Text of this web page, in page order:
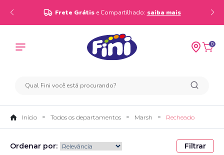
Frete Grátis e Compartilhado: saiba mais
0
Início Todos os departamentos Marsh Recheado
Ordenar por: Filtrar